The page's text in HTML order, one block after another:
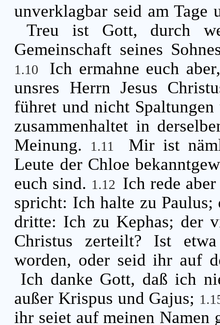
unverklagbar seid am Tage
Treu ist Gott, durch
Gemeinschaft seines
1.10
Ich ermahne euch
unsres Herrn Jesus
führet und nicht Spaltungen
zusammenhaltet in
Meinung.
1.11
Mir ist
Leute der Chloe
euch sind. 1.12 Ich rede
spricht: Ich halte zu
dritte: Ich zu Kephas; der
Christus zerteilt? Ist
worden, oder seid ihr auf
Ich danke Gott, daß ich
außer Krispus und Gajus;
ihr seiet auf meinen Namen